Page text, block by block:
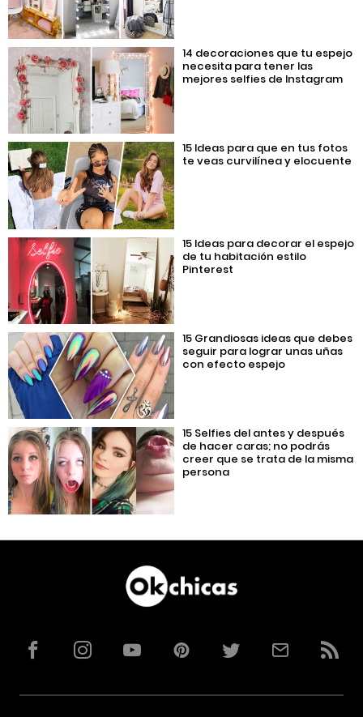
14 decoraciones que tu espejo
necesita para tener las
mejores selfies de Instagram
15 Ideas para que en tus fotos
te veas curvilínea y elocuente
15 Ideas para decorar el espejo
de tu habitación estilo
Pinterest
15 Grandiosas ideas que debes
seguir para lograr unas uñas
con efecto espejo
15 Selfies del antes y después
de hacer caras; no podrás
creer que se trata de la misma
persona
FacebookInstagramYouTubePinterestTwitterCorreoRSS